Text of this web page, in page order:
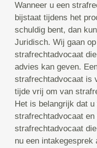
Wanneer u een
bijstaat tijdens het
schuldig bent, dan
Juridisch. Wij gaan
strafrechtadvocaat
advies kan geven.
strafrechtadvocaat is
tijde vrij om van
Het is belangrijk dat
strafrechtadvocaat
strafrechtadvocaat
nu een